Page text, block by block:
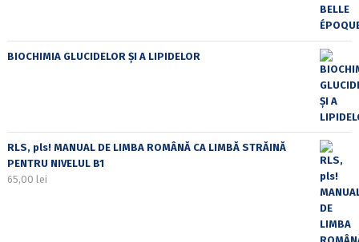
BIOCHIMIA GLUCIDELOR ȘI A LIPIDELOR
RLS, pls! MANUAL DE LIMBA ROMÂNĂ CA LIMBĂ STRĂINĂ
PENTRU NIVELUL B1
65,00 lei